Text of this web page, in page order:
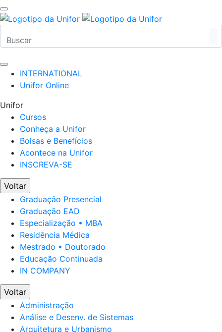
INTERNATIONAL
Unifor Online
Unifor
Cursos
Conheça a Unifor
Bolsas e Benefícios
Acontece na Unifor
INSCREVA-SE
Voltar
Graduação Presencial
Graduação EAD
Especialização • MBA
Residência Médica
Mestrado • Doutorado
Educação Continuada
IN COMPANY
Voltar
Administração
Análise e Desenv. de Sistemas
Arquitetura e Urbanismo